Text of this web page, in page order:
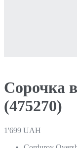
Сорочка
(475270)
1'699 UAH